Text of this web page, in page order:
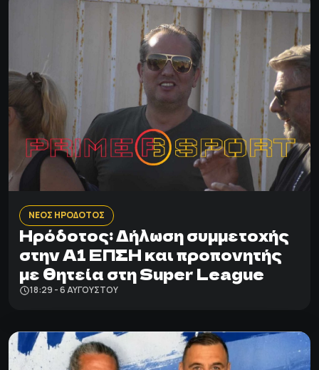
ΝΕΟΣ ΗΡΟΔΟΤΟΣ
Ηρόδοτος: Δήλωση συμμετοχής
στην Α1 ΕΠΣΗ και προπονητής
με θητεία στη Super League
18:29 - 6 ΑΥΓΟΎΣΤΟΥ